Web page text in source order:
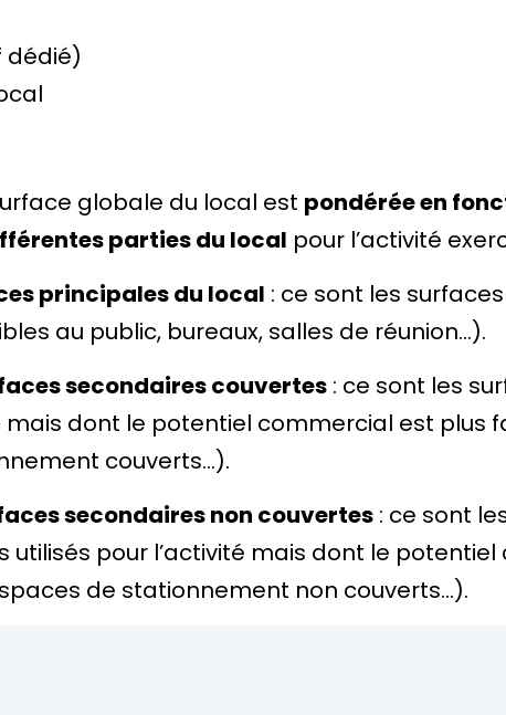
dédié)
globale du local est pondérée en
parties du local pour l’activité
principales du local : ce sont les
au public, bureaux, salles de réunion…).
secondaires couvertes : ce sont les
dont le potentiel commercial est plus
couverts…).
secondaires non couvertes : ce sont
pour l’activité mais dont le
de stationnement non couverts…).